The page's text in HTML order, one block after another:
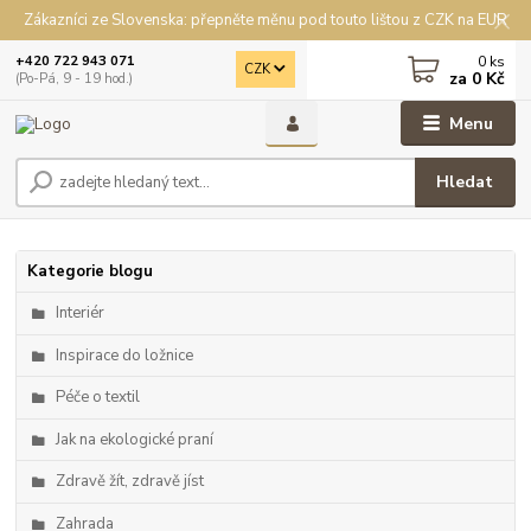
Zákazníci ze Slovenska: přepněte měnu pod touto lištou z CZK na EUR
Menu
CZK
Hledat
+420 722 943 071
(Po-Pá, 9 - 19 hod.)
0 ks
za 0 Kč
Kategorie blogu
Interiér
Inspirace do ložnice
Péče o textil
Jak na ekologické praní
Zdravě žít, zdravě jíst
Zahrada